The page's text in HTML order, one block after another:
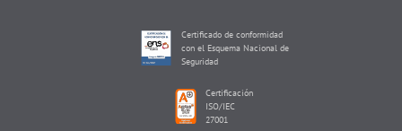
Certificado de conformidad
con el Esquema Nacional de
Seguridad
Certificación
ISO/IEC
27001